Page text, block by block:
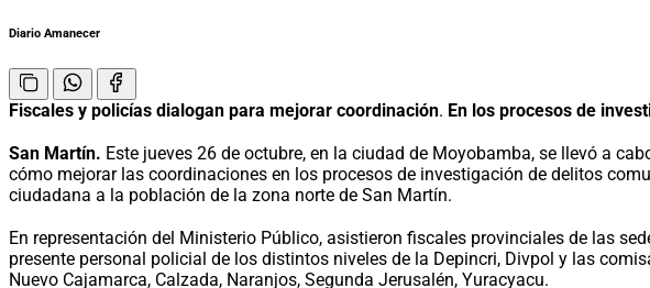
Diario Amanecer
Fiscales y policías dialogan para mejorar coordinación. En los procesos de
San Martín. Este jueves 26 de octubre, en la ciudad de Moyobamba, se llevó a
cómo mejorar las coordinaciones en los procesos de investigación de delitos
ciudadana a la población de la zona norte de San Martín.
En representación del Ministerio Público, asistieron fiscales provinciales de las
presente personal policial de los distintos niveles de la Depincri, Divpol y las
Nuevo Cajamarca, Calzada, Naranjos, Segunda Jerusalén, Yuracyacu.